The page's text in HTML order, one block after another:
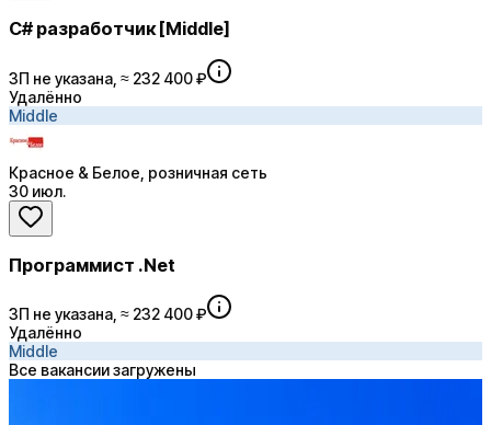
C# разработчик [Middle]
ЗП не указана, ≈ 232 400 ₽
Удалённо
Middle
Красное & Белое, розничная сеть
30 июл.
Программист .Net
ЗП не указана, ≈ 232 400 ₽
Удалённо
Middle
Все вакансии загружены